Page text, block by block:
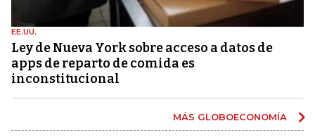
EE.UU.
Ley de Nueva York sobre acceso a datos de
apps de reparto de comida es
inconstitucional
MÁS GLOBOECONOMÍA